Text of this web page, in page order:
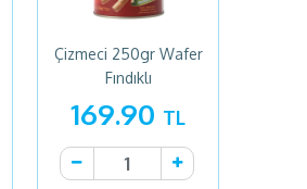
Çizmeci 250gr Wafer
Fındıklı
169.90 TL